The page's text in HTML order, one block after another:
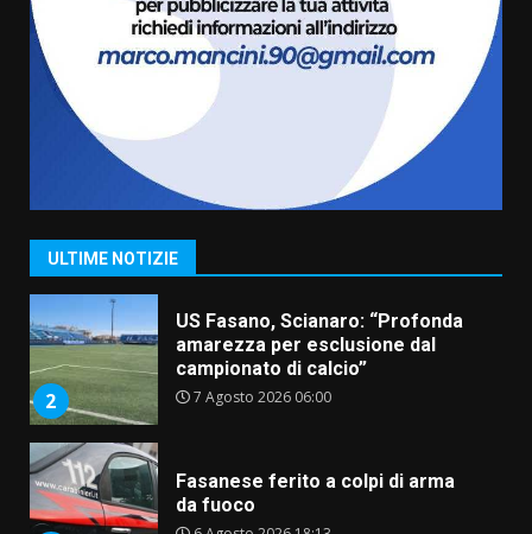
ULTIME NOTIZIE
“I Contestatori: Musica di
Rivoluzione”: nuovo
appuntamento con “Fasano in
Banda”
7 Agosto 2026 06:05
2
US Fasano, Scianaro: “Profonda
amarezza per esclusione dal
3
Fasanese ferito a colpi di arma
da fuoco
6 Agosto 2026 18:13
Carta d’identità: continua il piano
di aperture straordinarie del
Comune di Fasano